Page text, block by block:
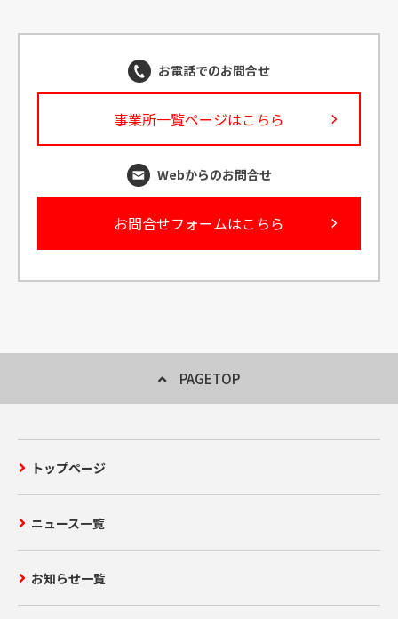
お電話でのお問合せ
事業所一覧ページはこちら
Webからのお問合せ
お問合せフォームはこちら
PAGETOP
トップページ
ニュース一覧
お知らせ一覧